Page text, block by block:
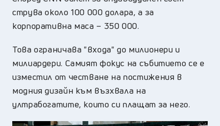
струва около 100 000 долара, а за
корпоративна маса – 350 000.
Това ограничава "входа" до милионери и
милиардери. Самият фокус на събитието се е
изместил от честване на постижения в
модния дизайн към възхвала на
ултрабогатите, които си плащат за него.